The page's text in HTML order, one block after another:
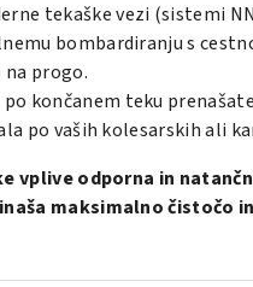
tekaške vezi (sistemi
bombardiranju s
progo.
po končanem teku
po vaših kolesarskih ali
vplive odporna in
maksimalno čistočo